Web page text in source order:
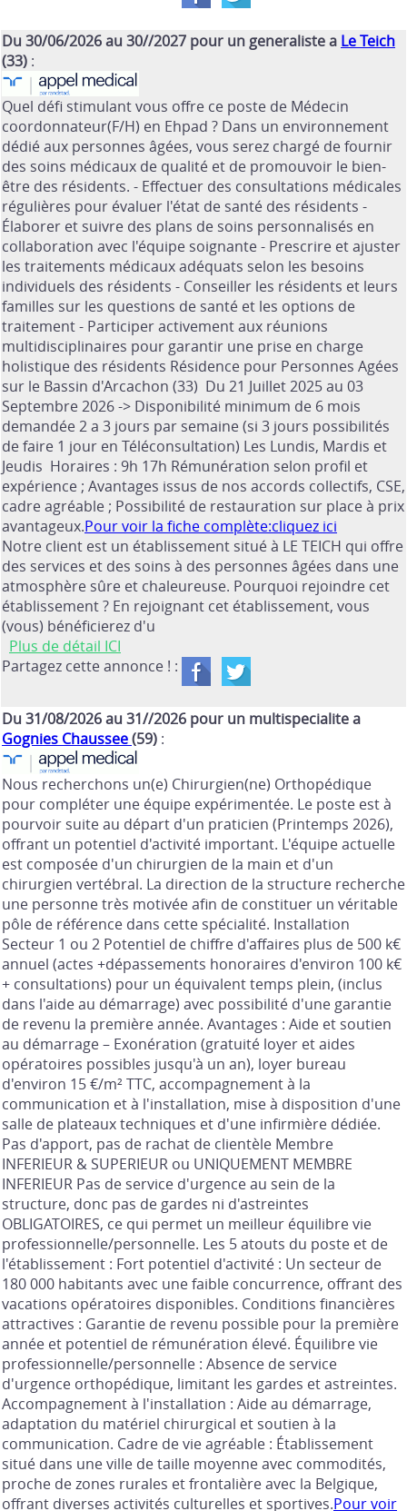
Du 30/06/2026 au 30//2027 pour un generaliste a Le Teich
(33) :
Quel défi stimulant vous offre ce poste de Médecin
coordonnateur(F/H) en Ehpad ? Dans un environnement
dédié aux personnes âgées, vous serez chargé de fournir
des soins médicaux de qualité et de promouvoir le bien-
être des résidents. - Effectuer des consultations médicales
régulières pour évaluer l'état de santé des résidents -
Élaborer et suivre des plans de soins personnalisés en
collaboration avec l'équipe soignante - Prescrire et ajuster
les traitements médicaux adéquats selon les besoins
individuels des résidents - Conseiller les résidents et leurs
familles sur les questions de santé et les options de
traitement - Participer activement aux réunions
multidisciplinaires pour garantir une prise en charge
holistique des résidents Résidence pour Personnes Agées
sur le Bassin d'Arcachon (33) Du 21 Juillet 2025 au 03
Septembre 2026 -> Disponibilité minimum de 6 mois
demandée 2 a 3 jours par semaine (si 3 jours possibilités
de faire 1 jour en Téléconsultation) Les Lundis, Mardis et
Jeudis Horaires : 9h 17h Rémunération selon profil et
expérience ; Avantages issus de nos accords collectifs, CSE,
cadre agréable ; Possibilité de restauration sur place à prix
avantageux.Pour voir la fiche complète:cliquez ici
Notre client est un établissement situé à LE TEICH qui offre
des services et des soins à des personnes âgées dans une
atmosphère sûre et chaleureuse. Pourquoi rejoindre cet
établissement ? En rejoignant cet établissement, vous
(vous) bénéficierez d'u
Plus de détail ICI
Partagez cette annonce ! :
Du 31/08/2026 au 31//2026 pour un multispecialite a
Gognies Chaussee(59) :
Nous recherchons un(e) Chirurgien(ne) Orthopédique
pour compléter une équipe expérimentée. Le poste est à
pourvoir suite au départ d'un praticien (Printemps 2026),
offrant un potentiel d'activité important. L'équipe actuelle
est composée d'un chirurgien de la main et d'un
chirurgien vertébral. La direction de la structure recherche
une personne très motivée afin de constituer un véritable
pôle de référence dans cette spécialité. Installation
Secteur 1 ou 2 Potentiel de chiffre d'affaires plus de 500 k€
annuel (actes +dépassements honoraires d'environ 100 k€
+ consultations) pour un équivalent temps plein, (inclus
dans l'aide au démarrage) avec possibilité d'une garantie
de revenu la première année. Avantages : Aide et soutien
au démarrage – Exonération (gratuité loyer et aides
opératoires possibles jusqu'à un an), loyer bureau
d'environ 15 €/m² TTC, accompagnement à la
communication et à l'installation, mise à disposition d'une
salle de plateaux techniques et d'une infirmière dédiée.
Pas d'apport, pas de rachat de clientèle Membre
INFERIEUR & SUPERIEUR ou UNIQUEMENT MEMBRE
INFERIEUR Pas de service d'urgence au sein de la
structure, donc pas de gardes ni d'astreintes
OBLIGATOIRES, ce qui permet un meilleur équilibre vie
professionnelle/personnelle. Les 5 atouts du poste et de
l'établissement : Fort potentiel d'activité : Un secteur de
180 000 habitants avec une faible concurrence, offrant des
vacations opératoires disponibles. Conditions financières
attractives : Garantie de revenu possible pour la première
année et potentiel de rémunération élevé. Équilibre vie
professionnelle/personnelle : Absence de service
d'urgence orthopédique, limitant les gardes et astreintes.
Accompagnement à l'installation : Aide au démarrage,
adaptation du matériel chirurgical et soutien à la
communication. Cadre de vie agréable : Établissement
situé dans une ville de taille moyenne avec commodités,
proche de zones rurales et frontalière avec la Belgique,
offrant diverses activités culturelles et sportives.Pour voir